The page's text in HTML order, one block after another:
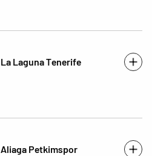
La Laguna Tenerife
Aliaga Petkimspor